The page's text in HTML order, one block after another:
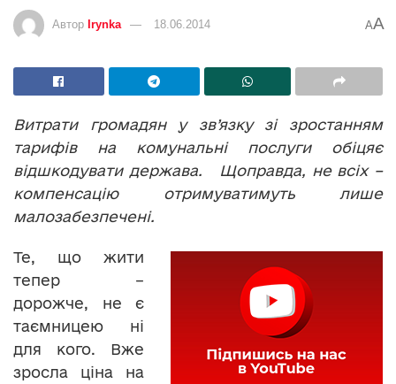
Автор Irynka 18.06.2014 AA
Витрати громадян у зв’язку зі зростанням
тарифів на комунальні послуги обіцяє
відшкодувати держава. Щоправда, не всіх –
компенсацію отримуватимуть лише
малозабезпечені.
Те, що жити
тепер –
дорожче, не є
таємницею ні
для кого. Вже
зросла ціна на